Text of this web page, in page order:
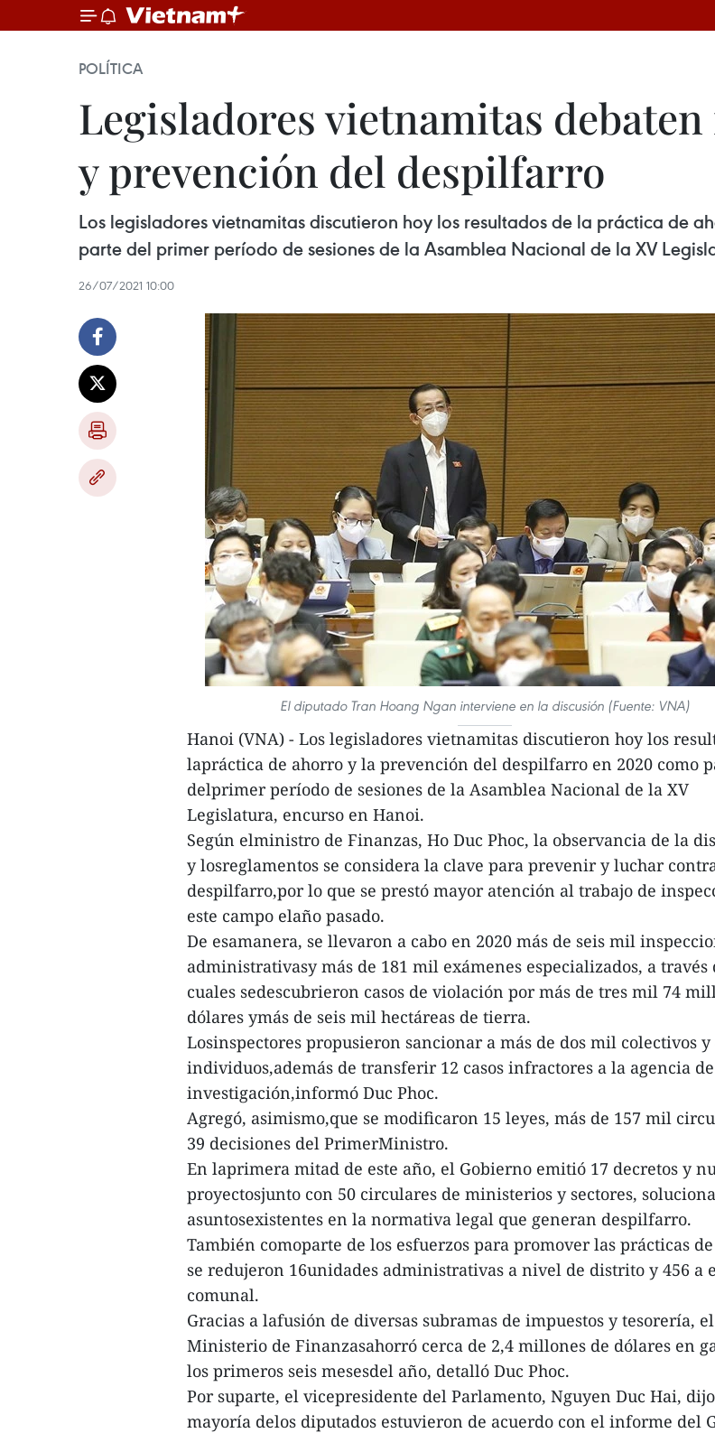
POLÍTICA
Legisladores vietnamitas
y prevención del despilfarro
Los legisladores vietnamitas discutieron hoy los resultados de la práctica de
parte del primer período de sesiones de la Asamblea Nacional de la XV
26/07/2021 10:00
El diputado Tran Hoang Ngan interviene en la discusión (Fuente: VNA)
Hanoi (VNA) - Los legisladores vietnamitas discutieron hoy los
lapráctica de ahorro y la prevención del despilfarro en 2020 como
delprimer período de sesiones de la Asamblea Nacional de la XV
Legislatura, encurso en Hanoi.
Según elministro de Finanzas, Ho Duc Phoc, la observancia de la
y losreglamentos se considera la clave para prevenir y luchar
despilfarro,por lo que se prestó mayor atención al trabajo de
este campo elaño pasado.
De esamanera, se llevaron a cabo en 2020 más de seis mil
administrativasy más de 181 mil exámenes especializados, a través
cuales sedescubrieron casos de violación por más de tres mil 74
dólares ymás de seis mil hectáreas de tierra.
Losinspectores propusieron sancionar a más de dos mil colectivos y
individuos,además de transferir 12 casos infractores a la agencia de
investigación,informó Duc Phoc.
Agregó, asimismo,que se modificaron 15 leyes, más de 157 mil
39 decisiones del PrimerMinistro.
En laprimera mitad de este año, el Gobierno emitió 17 decretos y
proyectosjunto con 50 circulares de ministerios y sectores,
asuntosexistentes en la normativa legal que generan despilfarro.
También comoparte de los esfuerzos para promover las prácticas
se redujeron 16unidades administrativas a nivel de distrito y 456 a
comunal.
Gracias a lafusión de diversas subramas de impuestos y tesorería, el
Ministerio de Finanzasahorró cerca de 2,4 millones de dólares en
los primeros seis mesesdel año, detalló Duc Phoc.
Por suparte, el vicepresidente del Parlamento, Nguyen Duc Hai,
mayoría delos diputados estuvieron de acuerdo con el informe del